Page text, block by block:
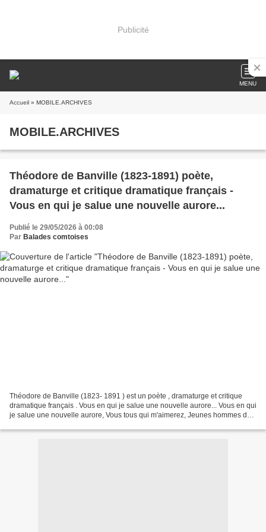
Publicité
MENU
Accueil » MOBILE.ARCHIVES
MOBILE.ARCHIVES
Théodore de Banville (1823-1891) poète,
dramaturge et critique dramatique français -
Vous en qui je salue une nouvelle aurore...
Publié le 29/05/2026 à 00:08
Par Balades comtoises
Théodore de Banville (1823- 1891 ) est un poète , dramaturge et critique
dramatique français . Vous en qui je salue une nouvelle aurore... Vous en qui
je salue une nouvelle aurore, Vous tous qui m'aimerez, Jeunes hommes des